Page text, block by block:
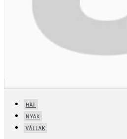
HÁT
NYAK
VÁLLAK